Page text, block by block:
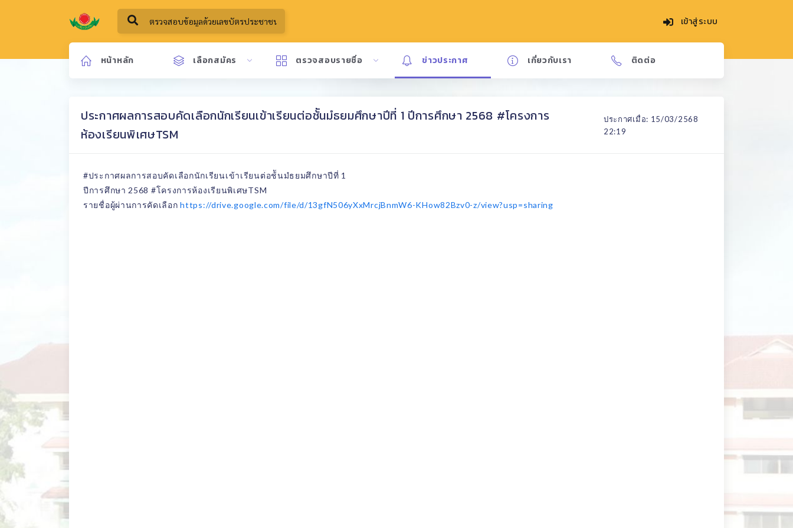
เข้าสู่ระบบ
หน้าหลัก เลือกสมัคร ตรวจสอบรายชื่อ ข่าวประกาศ เกี่ยวกับเรา ติดต่อ
ประกาศผลการสอบคัดเลือกนักเรียนเข้าเรียนต่อช้ันมํธยมศึกษาปีที่ 1 ปีการศึกษา 2568 #โครงการ
ห้องเรียนพิเศษTSM
ประกาศเมื่อ: 15/03/2568
22:19
#ประกาศผลการสอบคัดเลือกนักเรียนเข้าเรียนต่อช้ันมํธยมศึกษาปีที่ 1
ปีการศึกษา 2568 #โครงการห้องเรียนพิเศษTSM
รายชื่อผู้ผ่านการคัดเลือกhttps://drive.google.com/file/d/13gfN506yXxMrcjBnmW6-KHow82Bzv0-z/view?usp=sharing